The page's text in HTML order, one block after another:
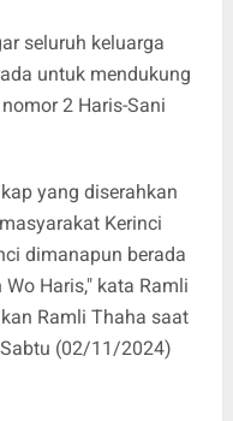
seluruh keluarga
untuk mendukung
2 Haris-Sani
yang diserahkan
Kerinci
dimanapun berada
Haris," kata Ramli
Ramli Thaha saat
(02/11/2024)